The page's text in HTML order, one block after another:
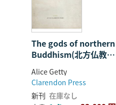
The gods of northern
Buddhism(北方仏教の
神々)
Alice Getty
Clarendon Press
新刊 在庫なし